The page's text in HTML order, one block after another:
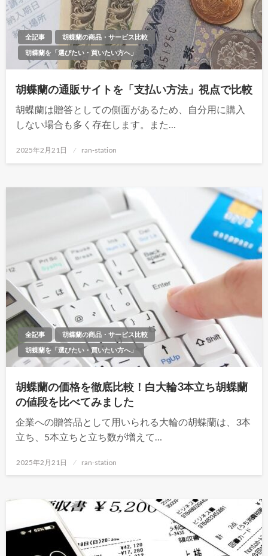
全記事
胡蝶蘭の商品・サービス比較
胡蝶蘭を「選びたい・買いたい方へ」
胡蝶蘭の通販サイトを「支払い方法」視点で比較
胡蝶蘭は贈答としての側面があるため、自分用に購入
しない場合も多く存在します。また…
投
日:
2025年2月21日 ran-station
全記事
胡蝶蘭の商品・サービス比較
胡蝶蘭を「選びたい・買いたい方へ」
胡蝶蘭の価格を徹底比較！白大輪3本立ち胡蝶蘭
の値段を比べてみました
企業への贈答品として用いられる大輪の胡蝶蘭は、3本
立ち、5本立ちと立ち数が増えて…
投
日:
2025年2月21日 ran-station